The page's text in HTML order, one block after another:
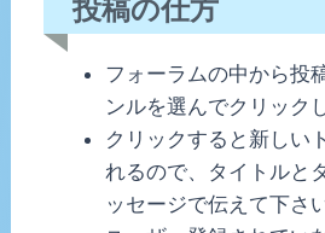
投稿の仕方
フォーラムの中から投
ンルを選んでクリック
クリックすると新しい
れるので、タイトルと
ッセージで伝えて下さい